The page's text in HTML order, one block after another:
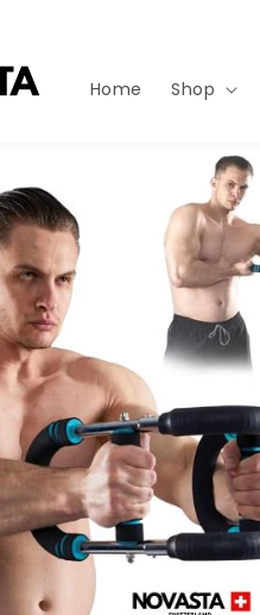
Home Shop